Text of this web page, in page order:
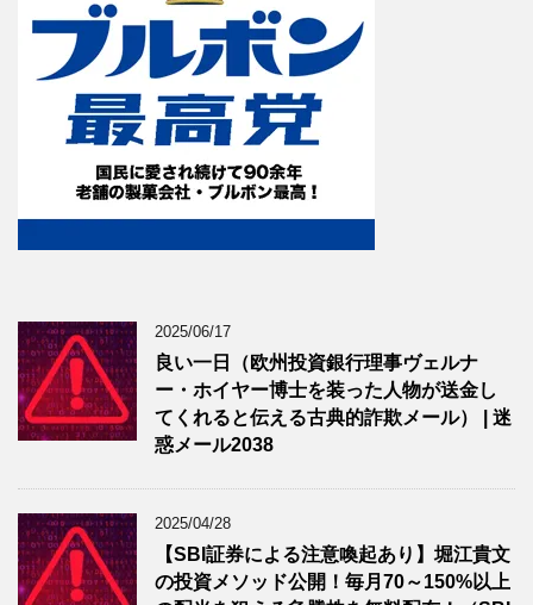
2025/06/17
良い一日（欧州投資銀行理事ヴェルナ
ー・ホイヤー博士を装った人物が送金し
てくれると伝える古典的詐欺メール） | 迷
惑メール2038
2025/04/28
【SBI証券による注意喚起あり】堀江貴文
の投資メソッド公開！毎月70～150%以上